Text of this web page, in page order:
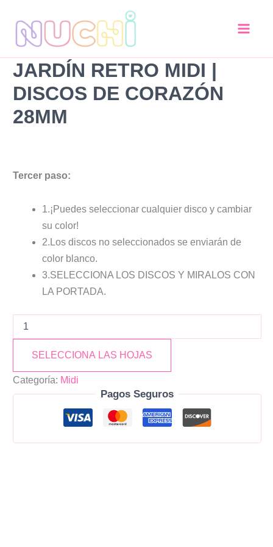
contenido
JARDÍN RETRO MIDI |
DISCOS DE CORAZÓN
28MM
Tercer paso:
1.¡Puedes seleccionar cualquier disco y cambiar
su color!
2.Los discos no seleccionados se enviarán de
color blanco.
3.SELECCIONA LOS DISCOS Y MIRALOS CON
LA PORTADA.
MIDI
de
Corazón
28mm
cantidad
SELECCIONA LAS HOJAS
Categoría: Midi
Pagos Seguros